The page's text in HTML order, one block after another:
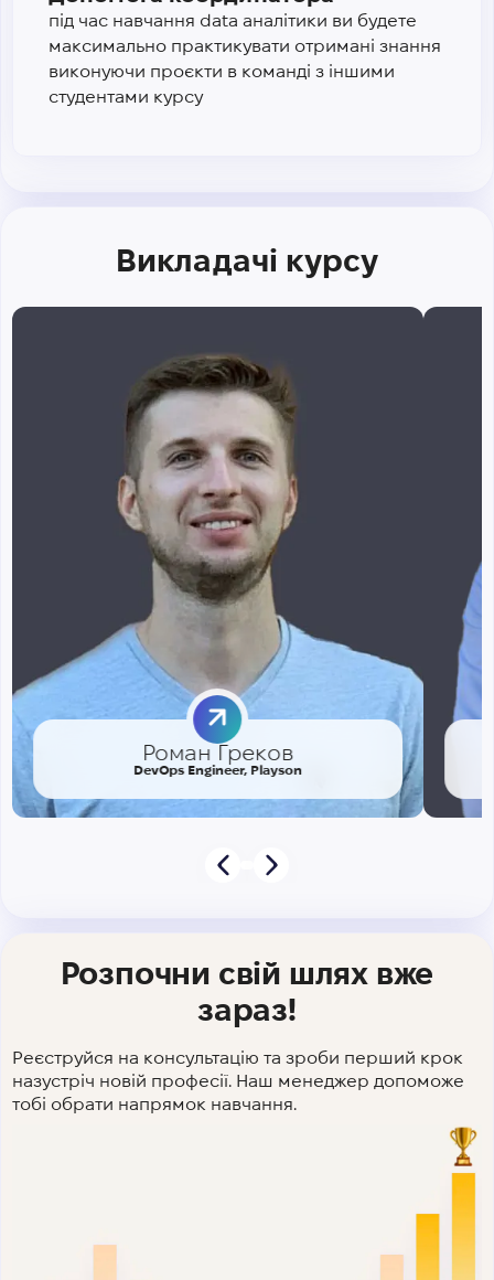
під час навчання data аналітики ви будете
максимально практикувати отримані знання
виконуючи проєкти в команді з іншими
студентами курсу
Викладачі курсу
Роман Греков
DevOps Engineer, Playson
Розпочни свій шлях вже
зараз!
Реєструйся на консультацію та зроби перший крок
назустріч новій професії. Наш менеджер допоможе
тобі обрати напрямок навчання.